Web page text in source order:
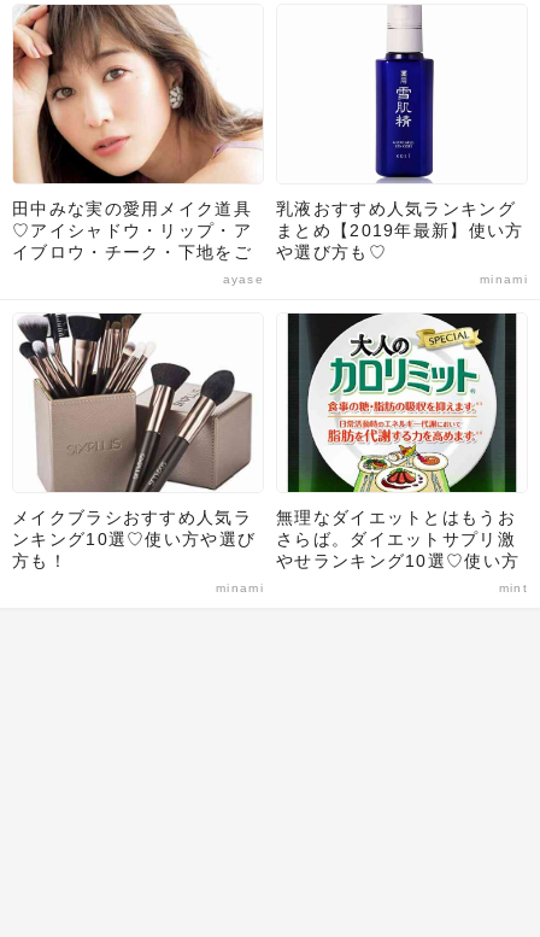
田中みな実の愛用メイク道具
♡アイシャドウ・リップ・ア
イブロウ・チーク・下地をご
ayase
乳液おすすめ人気ランキング
まとめ【2019年最新】使い方
や選び方も♡
minami
メイクブラシおすすめ人気ラ
ンキング10選♡使い方や選び
方も！
minami
無理なダイエットとはもうお
さらば。ダイエットサプリ激
やせランキング10選♡使い方
や選び方のポイントも解説！
mint